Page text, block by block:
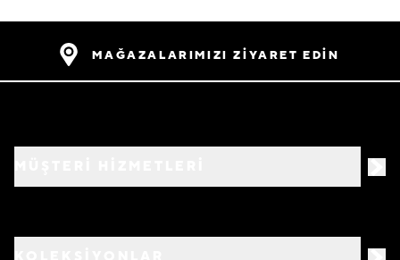
MAĞAZALARIMIZI ZİYARET EDİN